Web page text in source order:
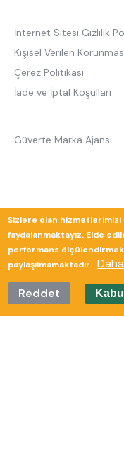
İnternet Sitesi Gizlilik
Kişisel Verilen
Çerez Politikası
İade ve İptal Koşulları
Güverte Marka Ajansı
Sizlere olan
faydalanmaktayız. Elde
performans
paylaşılmamaktadır.
Reddet